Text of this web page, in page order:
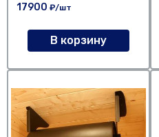
17900 ₽/шт
В корзину